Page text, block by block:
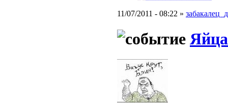
11/07/2011 - 08:22 »